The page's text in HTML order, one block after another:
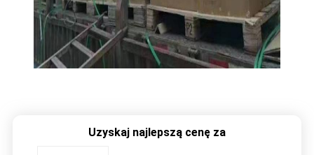
Uzyskaj najlepszą cenę za